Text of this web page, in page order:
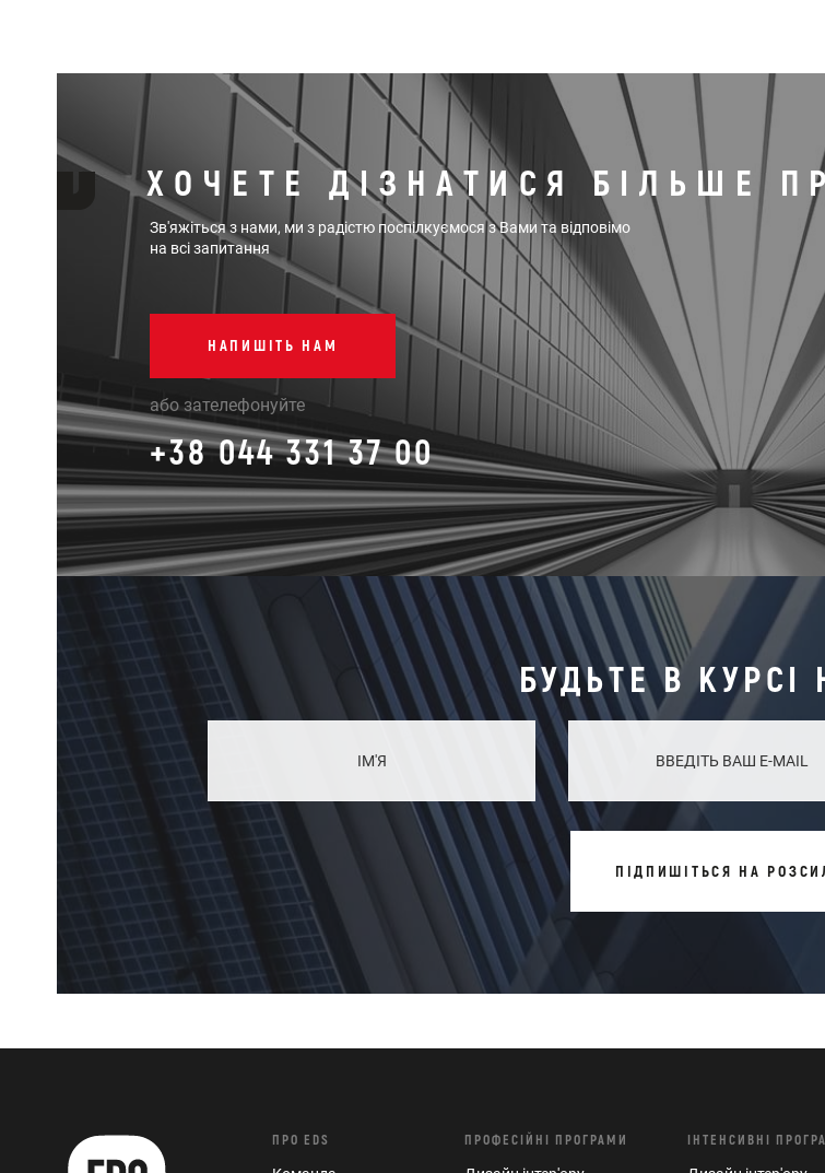
ХОЧЕТЕ ДІЗНАТИСЯ БІЛЬШЕ
Зв'яжіться з нами, ми з радістю поспілкуємося з Вами та відповімо
на всі запитання
НАПИШІТЬ НАМ
або зателефонуйте
+38 044 331 37 00
БУДЬТЕ В КУРСІ
ПІДПИШІТЬСЯ НА
ПРО EDS ПРОФЕСІЙНІ ПРОГРАМИ ІНТЕНСИВНІ